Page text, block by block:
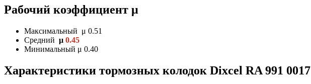
Рабочий коэффициент μ
Максимальный μ 0.51
Средний μ 0.45
Минимальный μ 0.40
Характеристики тормозных колодок Dixcel RA 991 0017